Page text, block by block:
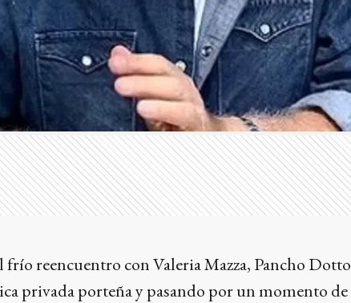
frío reencuentro con Valeria Mazza, Pancho
privada porteña y pasando por un momento